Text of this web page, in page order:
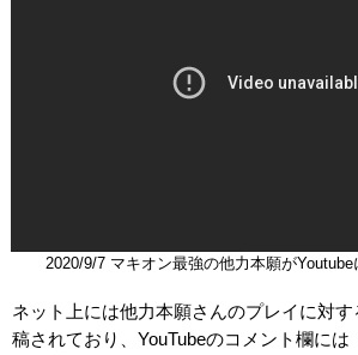
2020/9/7 マキオン最強の他力本願が
ネット上には他力本願さんのプレイに対
稿されており、YouTubeのコメント欄には